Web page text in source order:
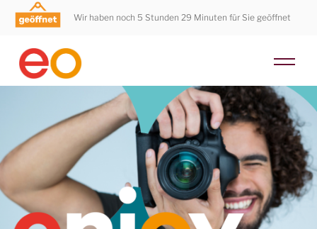
Wir haben noch 5 Stunden 29 Minuten für Sie geöffnet